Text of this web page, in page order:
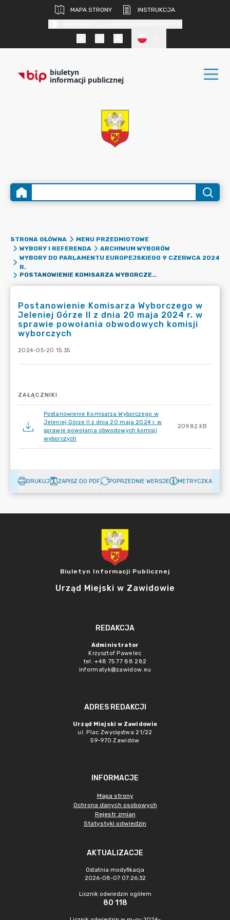
MAPA STRONY
INSTRUKCJA
biuletyn
informacji publicznej
STRONA GŁÓWNA
MENU PRZEDMIOTOWE
WYBORY I REFERENDA
ARCHIWUM WYBORÓW
WYBORY DO PARLAMENTU EUROPEJSKIEGO 9 CZERWCA 2024
R.
POSTANOWIENIE KOMISARZA WYBORCZEGO W JELENIEJ GÓRZE II Z DNIA 20 MAJA 2024 R. W SPRAWIE POWOŁANIA OBWODOWYCH KOMISJI WYBORCZYCH
Postanowienie Komisarza Wyborczego w
Jeleniej Górze II z dnia 20 maja 2024 r. w
sprawie powołania obwodowych komisji
wyborczych
2024-05-20 15:35
ZAŁĄCZNIKI
Postanowienie Komisarza Wyborczego w
Jeleniej Górze II z dnia 20 maja 2024 r. w
sprawie powołania obwodowych komisji
wyborczych
209.82 KB
DRUKUJ ZAPISZ DO PDF POPRZEDNIE WERSJE METRYCZKA
Biuletyn Informacji Publicznej
Urząd Miejski w Zawidowie
REDAKCJA
Administrator
Krzysztof Pawelec
tel. +48 75 77 88 282
informatyk@zawidow.eu
ADRES REDAKCJI
Urząd Miejski w Zawidowie
ul. Plac Zwycięstwa 21/22
59-970 Zawidów
INFORMACJE
Mapa strony
Ochrona danych osobowych
Rejestr zmian
Statystyki odwiedzin
AKTUALIZACJE
Ostatnia modyfikacja
2026-08-07 07:26:32
Licznik odwiedzin ogółem
80 118